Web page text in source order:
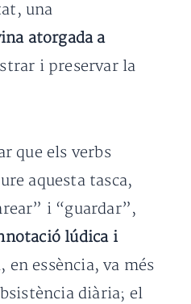
una
atorgada a
i preservar la
que els verbs
aquesta tasca,
i “guardar”,
lúdica i
en essència, va més
diària; el